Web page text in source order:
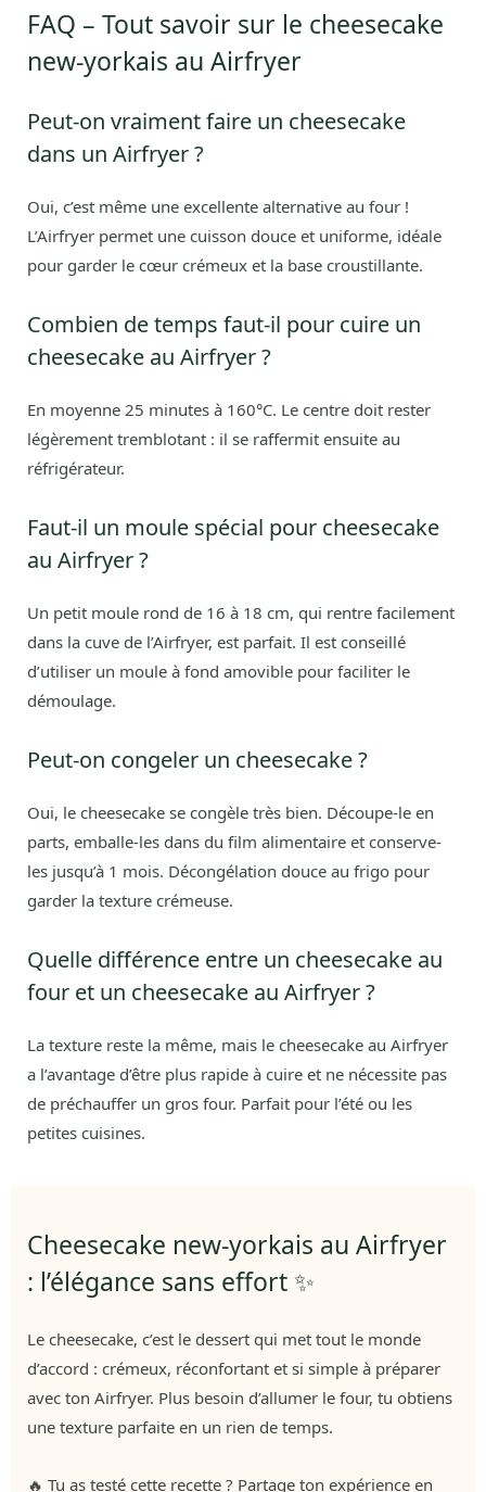
FAQ – Tout savoir sur le cheesecake
new-yorkais au Airfryer
Peut-on vraiment faire un cheesecake
dans un Airfryer ?
Oui, c’est même une excellente alternative au four !
L’Airfryer permet une cuisson douce et uniforme, idéale
pour garder le cœur crémeux et la base croustillante.
Combien de temps faut-il pour cuire un
cheesecake au Airfryer ?
En moyenne 25 minutes à 160°C. Le centre doit rester
légèrement tremblotant : il se raffermit ensuite au
réfrigérateur.
Faut-il un moule spécial pour cheesecake
au Airfryer ?
Un petit moule rond de 16 à 18 cm, qui rentre facilement
dans la cuve de l’Airfryer, est parfait. Il est conseillé
d’utiliser un moule à fond amovible pour faciliter le
démoulage.
Peut-on congeler un cheesecake ?
Oui, le cheesecake se congèle très bien. Découpe-le en
parts, emballe-les dans du film alimentaire et conserve-
les jusqu’à 1 mois. Décongélation douce au frigo pour
garder la texture crémeuse.
Quelle différence entre un cheesecake au
four et un cheesecake au Airfryer ?
La texture reste la même, mais le cheesecake au Airfryer
a l’avantage d’être plus rapide à cuire et ne nécessite pas
de préchauffer un gros four. Parfait pour l’été ou les
petites cuisines.
Cheesecake new-yorkais au Airfryer
: l’élégance sans effort ✨
Le cheesecake, c’est le dessert qui met tout le monde
d’accord : crémeux, réconfortant et si simple à préparer
avec ton Airfryer. Plus besoin d’allumer le four, tu obtiens
une texture parfaite en un rien de temps.
🔥 Tu as testé cette recette ? Partage ton expérience en